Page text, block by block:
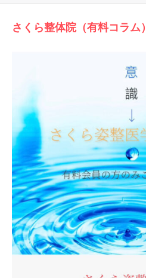
さくら整体院（有料コラム）